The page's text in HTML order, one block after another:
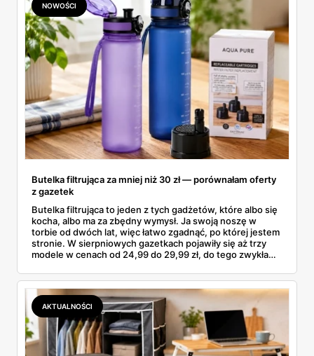
NOWOŚCI
Butelka filtrująca za mniej niż 30 zł — porównałam oferty
z gazetek
Butelka filtrująca to jeden z tych gadżetów, które albo się
kocha, albo ma za zbędny wymysł. Ja swoją noszę w
torbie od dwóch lat, więc łatwo zgadnąć, po której jestem
stronie. W sierpniowych gazetkach pojawiły się aż trzy
modele w cenach od 24,99 do 29,99 zł, do tego zwykła
wszystkie oferty i policzyłam, kiedy taki zakup faktycznie
się opłaca.
AKTUALNOŚCI